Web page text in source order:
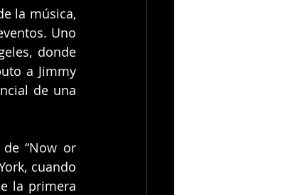
la música,
Uno
donde
a Jimmy
de una
“Now or
cuando
la primera